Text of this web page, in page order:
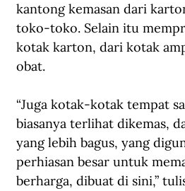
kantong kemasan dari
toko-toko. Selain itu
kotak karton, dari kotak
obat.
“Juga kotak-kotak tempat
biasanya terlihat dikemas,
yang lebih bagus, yang
perhiasan besar untuk
berharga, dibuat di sini,”